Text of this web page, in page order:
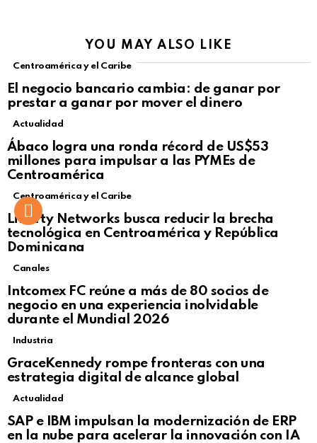
YOU MAY ALSO LIKE
Centroamérica y el Caribe
El negocio bancario cambia: de ganar por
prestar a ganar por mover el dinero
Not Safe For Work
Click to view this post
Actualidad
Ábaco logra una ronda récord de US$53
millones para impulsar a las PYMEs de
Centroamérica
Centroamérica y el Caribe
Liberty Networks busca reducir la brecha
tecnológica en Centroamérica y República
Dominicana
Canales
Intcomex FC reúne a más de 80 socios de
negocio en una experiencia inolvidable
durante el Mundial 2026
Industria
GraceKennedy rompe fronteras con una
estrategia digital de alcance global
Not Safe For Work
Click to view this post
Actualidad
SAP e IBM impulsan la modernización de ERP
en la nube para acelerar la innovación con IA